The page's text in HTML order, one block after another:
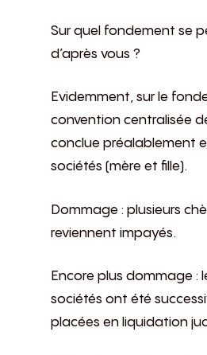
Sur quel fondement se
d’après vous ?
Evidemment, sur le
convention centralisée
conclue préalablement
sociétés (mère et fille).
Dommage : plusieurs
reviennent impayés.
Encore plus dommage :
sociétés ont été
placées en liquidation